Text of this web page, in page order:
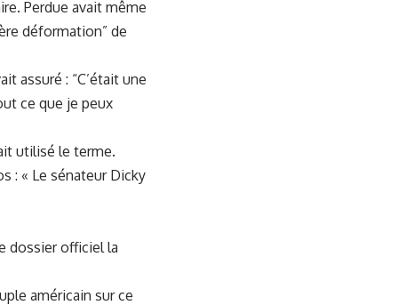
Perdue avait même
déformation” de
assuré : “C’était une
ce que je peux
utilisé le terme.
: « Le sénateur Dicky
dossier officiel la
américain sur ce